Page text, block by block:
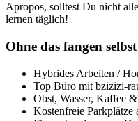
Apropos, solltest Du nicht
lernen täglich!
Ohne das fangen
Hybrides Arbeiten /
Top Büro mit bzizizi-
Obst, Wasser, Kaffee
Kostenfreie Parkplätze